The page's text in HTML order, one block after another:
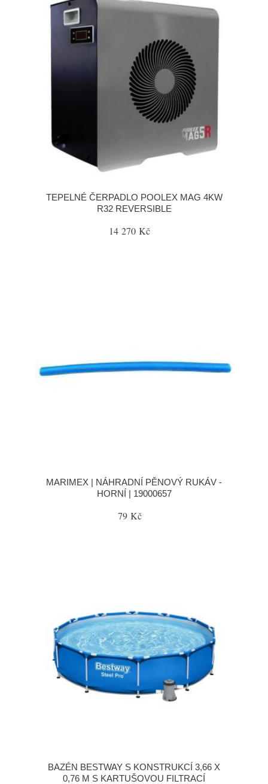
TEPELNÉ ČERPADLO POOLEX MAG 4KW
R32 REVERSIBLE
14 270 Kč
MARIMEX | NÁHRADNÍ PĚNOVÝ RUKÁV -
HORNÍ | 19000657
79 Kč
BAZÉN BESTWAY S KONSTRUKCÍ 3,66 X
0,76 M S KARTUŠOVOU FILTRACÍ